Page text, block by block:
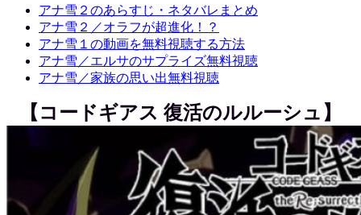
アナ雪２のあらすじ・ネタバレまとめ
アナ雪２／オラフが超進化！？
アナ雪１の動画を無料視聴する方法
アナ雪／エルサのサプライズ無料視聴
アナ雪／家族の思い出無料視聴
【コードギアス 復活のルルーシュ】